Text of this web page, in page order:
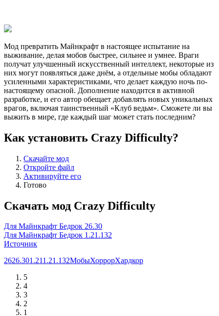
Мод превратить Майнкрафт в настоящее испытание на
выживание, делая мобов быстрее, сильнее и умнее. Враги
получат улучшенный искусственный интеллект, некоторые из
них могут появляться даже днём, а отдельные мобы обладают
усиленными характеристиками, что делает каждую ночь по-
настоящему опасной. Дополнение находится в активной
разработке, и его автор обещает добавлять новых уникальных
врагов, включая таинственный «Клуб ведьм». Сможете ли вы
выжить в мире, где каждый шаг может стать последним?
Как установить Crazy Difficulty?
Скачайте мод
Откройте файл
Активируйте его
Готово
Скачать мод Crazy Difficulty
Для Майнкрафт Бедрок 26.30
Для Майнкрафт Бедрок 1.21.132
Источник
2626.301.211.21.132МобыХоррорХардкор
5
4
3
2
1